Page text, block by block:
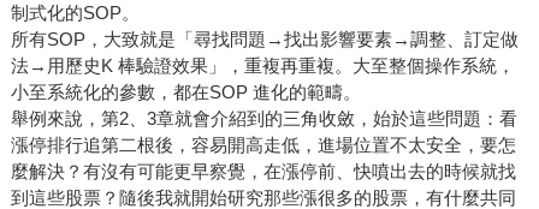
制式化的SOP。
所有SOP，大致就是「尋找問題→找出影響要素→調整、訂定做
法→用歷史K 棒驗證效果」，重複再重複。大至整個操作系統，
小至系統化的參數，都在SOP 進化的範疇。
舉例來說，第2、3章就會介紹到的三角收斂，始於這些問題：看
漲停排行追第二根後，容易開高走低，進場位置不太安全，要怎
麼解決？有沒有可能更早察覺，在漲停前、快噴出去的時候就找
到這些股票？隨後我就開始研究那些漲很多的股票，有什麼共同